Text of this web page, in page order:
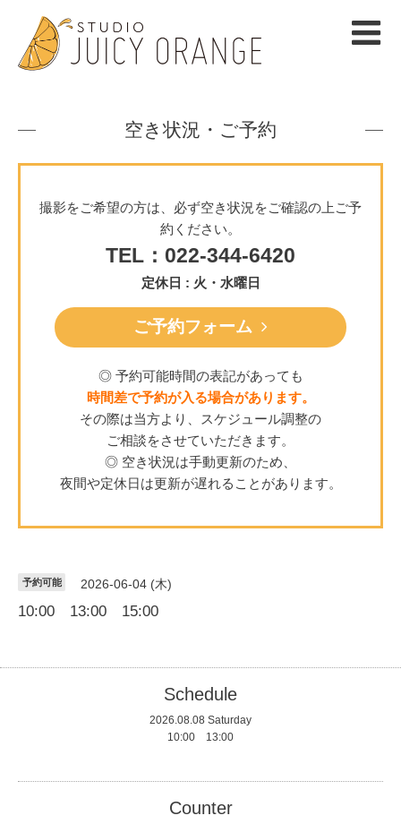
空き状況・ご予約
撮影をご希望の方は、必ず空き状況をご確認の上ご予
約ください。
TEL：022-344-6420
定休日 : 火・水曜日
ご予約フォーム
◎ 予約可能時間の表記があっても
時間差で予約が入る場合があります。
その際は当方より、スケジュール調整の
ご相談をさせていただきます。
◎ 空き状況は手動更新のため、
夜間や定休日は更新が遅れることがあります。
予約可能 2026-06-04 (木)
10:00 13:00 15:00
Schedule
2026.08.08 Saturday
10:00 13:00
Counter